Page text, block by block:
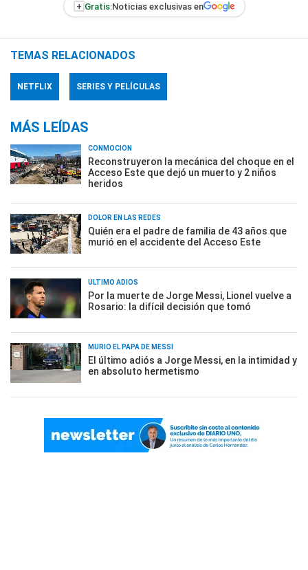
+ Gratis:Noticias exclusivas en
TEMAS RELACIONADOS
NETFLIX SERIES Y PELÍCULAS
MÁS LEÍDAS
CONMOCIÓN
Reconstruyeron la mecánica del choque en el
Acceso Este que dejó un muerto y 2 niños
heridos
DOLOR EN LAS REDES
Quién era el padre de familia de 43 años que
murió en el accidente del Acceso Este
ÚLTIMO ADIÓS
Por la muerte de Jorge Messi, Lionel vuelve a
Rosario: la difícil decisión que tomó
MURIÓ EL PAPÁ DE MESSI
El último adiós a Jorge Messi, en la intimidad y
en absoluto hermetismo